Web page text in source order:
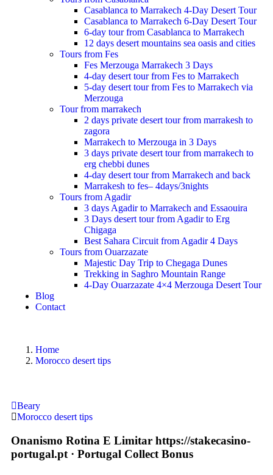
Casablanca to Marrakech 4-Day Desert Tour
Casablanca to Marrakech 6-Day Desert Tour
6-day tour from Casablanca to Marrakech
12 days desert mountains sea oasis and cities
Tours from Fes
Fes Merzouga Marrakech 3 Days
4-day desert tour from Fes to Marrakech
5-day desert tour from Fes to Marrakech via
Merzouga
Tour from marrakech
2 days private desert tour from marrakesh to
zagora
Marrakech to Merzouga in 3 Days
3 days private desert tour from marrakech to
erg chebbi dunes
4-day desert tour from Marrakech and back
Marrakesh to fes– 4days/3nights
Tours from Agadir
3 days Agadir to Marrakech and Essaouira
3 Days desert tour from Agadir to Erg
Chigaga
Best Sahara Circuit from Agadir 4 Days
Tours from Ouarzazate
Majestic Day Trip to Chegaga Dunes
Trekking in Saghro Mountain Range
4-Day Ouarzazate 4×4 Merzouga Desert Tour
Blog
Contact
Home
Morocco desert tips
Beary
Morocco desert tips
Onanismo Rotina E Limitar https://stakecasino-
portugal.pt · Portugal Collect Bonus